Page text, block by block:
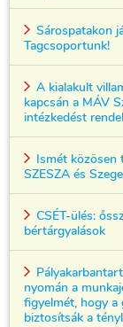
Sárospatakon
Tagcsoportunk!
A kialakult
kapcsán a MÁV
intézkedést
Ismét közösen
SZESZA és
CSÉT-ülés:
bértárgyalások
nyomán a
figyelmét, hogy a
biztosítsák a